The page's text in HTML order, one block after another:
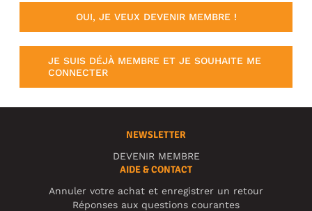
OUI, JE VEUX DEVENIR MEMBRE !
JE SUIS DÉJÀ MEMBRE ET JE SOUHAITE ME
CONNECTER
NEWSLETTER
DEVENIR MEMBRE
AIDE & CONTACT
Annuler votre achat et enregistrer un retour
Réponses aux questions courantes